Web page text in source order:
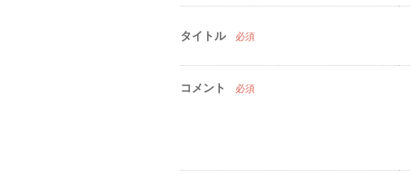
タイトル 必須
コメント 必須